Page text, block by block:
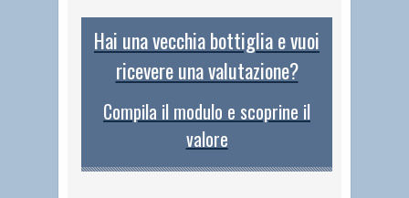
Hai una vecchia bottiglia e vuoi
ricevere una valutazione?
Compila il modulo e scoprine il
valore